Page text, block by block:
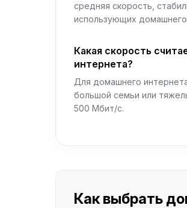
средняя скорость,
использующих
Какая скорость
интернета?
Для домашнего
большой семьи или
500 Мбит/с.
Как выбрать